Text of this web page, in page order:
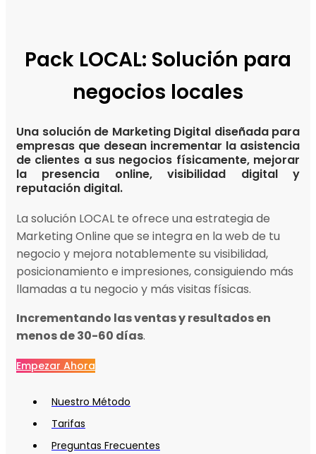
Pack LOCAL: Solución para
negocios locales
Una solución de Marketing Digital diseñada para
empresas que desean incrementar la asistencia
de clientes a sus negocios físicamente, mejorar
la presencia online, visibilidad digital y
reputación digital.
La solución LOCAL te ofrece una estrategia de
Marketing Online que se integra en la web de tu
negocio y mejora notablemente su visibilidad,
posicionamiento e impresiones, consiguiendo más
llamadas a tu negocio y más visitas físicas.
Incrementando las ventas y resultados en
menos de 30-60 días.
Empezar Ahora
Nuestro Método
Tarifas
Preguntas Frecuentes